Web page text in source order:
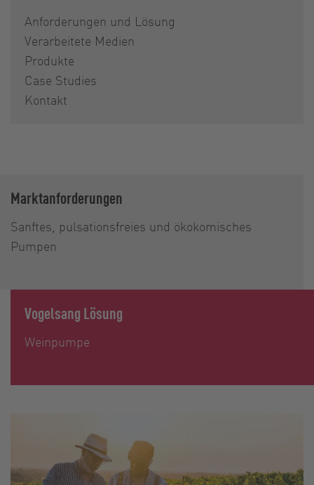
Anforderungen und Lösung
Verarbeitete Medien
Produkte
Case Studies
Kontakt
Marktanforderungen
Sanftes, pulsationsfreies und ökokomisches
Pumpen
Vogelsang Lösung
Weinpumpe